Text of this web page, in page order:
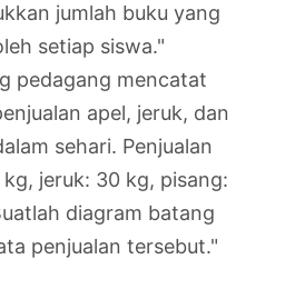
jumlah buku yang
setiap siswa."
pedagang mencatat
apel, jeruk, dan
sehari. Penjualan
kg, jeruk: 30 kg, pisang:
diagram batang
penjualan tersebut."